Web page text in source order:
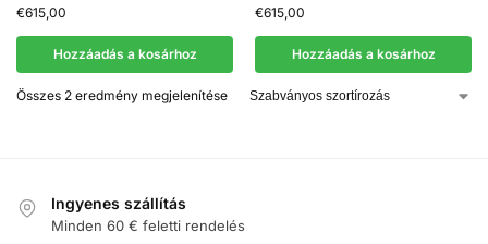
€615,00
Hozzáadás a kosárhoz
€615,00
Hozzáadás a kosárhoz
Összes 2 eredmény megjelenítése
Ingyenes szállítás
Minden 60 € feletti rendelés